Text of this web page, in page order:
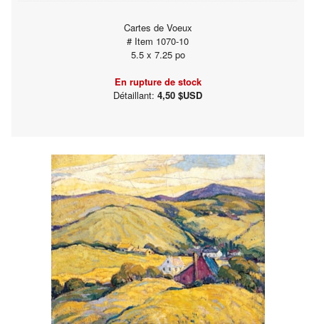
Cartes de Voeux
# Item 1070-10
5.5 x 7.25 po
En rupture de stock
Détaillant: 4,50 $USD